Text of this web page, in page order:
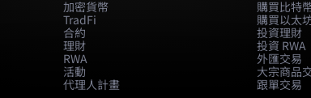
加密貨幣
TradFi
合約
理財
RWA
活動
代理人計畫
購買比特
購買以太
投資理財
投資 RWA
外匯交易
大宗商品
跟單交易